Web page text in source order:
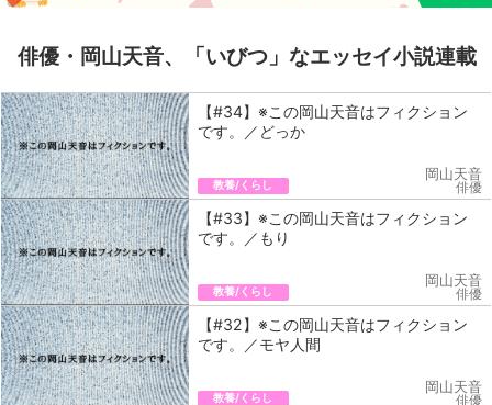
俳優・岡山天音、「いびつ」なエッセイ小説連載
【#34】※この岡山天音はフィクション
です。／どっか
教養/くらし
岡山天音
俳優
【#33】※この岡山天音はフィクション
です。／もり
教養/くらし
岡山天音
俳優
【#32】※この岡山天音はフィクション
です。／モヤ人間
教養/くらし
岡山天音
俳優